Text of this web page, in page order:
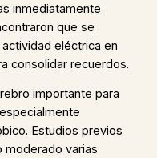
inmediatamente
que se
eléctrica en
consolidar recuerdos.
importante para
Estudios previos
moderado varias